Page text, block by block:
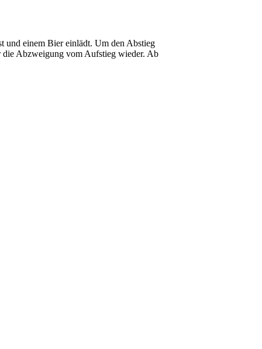
und einem Bier einlädt. Um den Abstieg
die Abzweigung vom Aufstieg wieder. Ab